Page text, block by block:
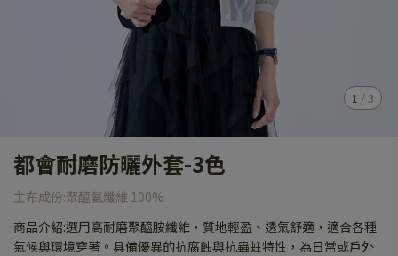
1 / 3
都會耐磨防曬外套-3色
主布成份:聚醯氨纖維 100%
商品介紹:選用高耐磨聚醯胺纖維，質地輕盈、透氣舒適，適合各種
氣候與環境穿著。具備優異的抗腐蝕與抗蟲蛀特性，為日常或戶外